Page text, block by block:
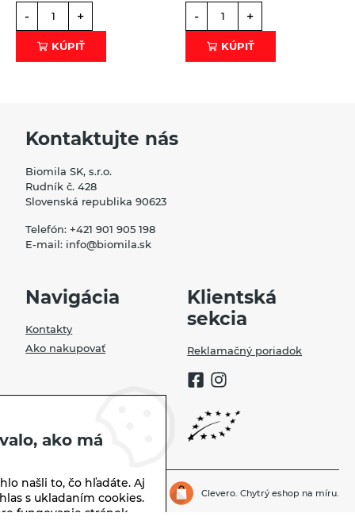
- +
KÚPIŤ
- +
KÚPIŤ
Kontaktujte nás
Biomila SK, s.r.o.
Rudník č. 428
Slovenská republika 90623
Telefón: +421 901 905 198
E-mail: info@biomila.sk
Navigácia
Kontakty
Ako nakupovať
Klientská
sekcia
Reklamačný poriadok
Biomila.sk | © 2026 Clevero. Chytrý eshop na míru.
ako má
našli to, čo hľadáte. Aj
s ukladaním cookies.
fungovanie stránok,